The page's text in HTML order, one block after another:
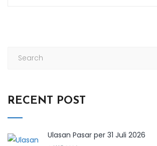
RECENT POST
Ulasan Pasar per 31 Juli 2026